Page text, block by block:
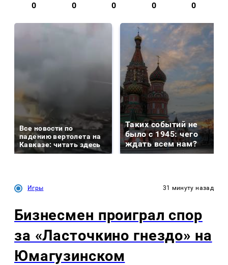
0 0 0 0 0
Все новости по
падению вертолета на
Кавказе: читать здесь
Таких событий не
было с 1945: чего
ждать всем нам?
Игры 31 минуту назад
Бизнесмен проиграл спор
за «Ласточкино гнездо» на
Юмагузинском